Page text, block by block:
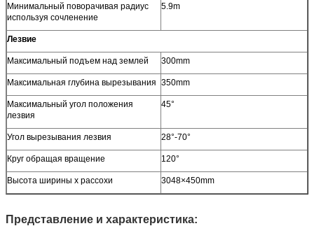
Минимальный поворачивая радиус
используя сочленение
5.9m
Лезвие
Максимальный подъем над землей 300mm
Максимальная глубина вырезывания 350mm
Максимальный угол положения
лезвия
45°
Угол вырезывания лезвия 28°-70°
Круг обращая вращение 120°
Высота ширины x рассохи 3048×450mm
Представление и характеристика: